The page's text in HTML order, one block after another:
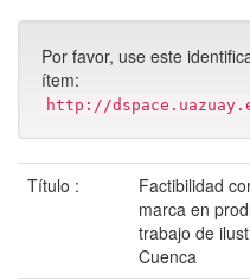
Por favor, use este
ítem:
http://
Título :
Factibilidad
marca en
trabajo de
Cuenca